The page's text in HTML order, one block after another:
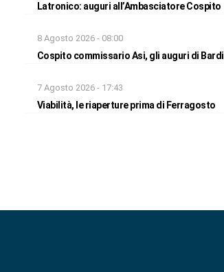
Latronico: auguri all’Ambasciatore Cospito
8 Agosto 2026 - 08:00
Cospito commissario Asi, gli auguri di Bardi
7 Agosto 2026 - 17:43
Viabilità, le riaperture prima di Ferragosto